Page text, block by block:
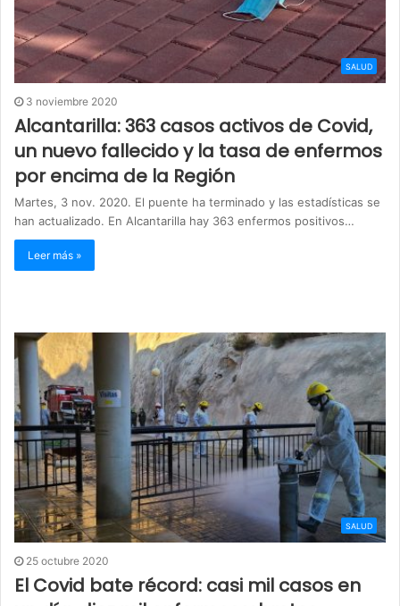
SALUD
3 noviembre 2020
Alcantarilla: 363 casos activos de Covid,
un nuevo fallecido y la tasa de enfermos
por encima de la Región
Martes, 3 nov. 2020. El puente ha terminado y las estadísticas se
han actualizado. En Alcantarilla hay 363 enfermos positivos…
Leer más »
SALUD
25 octubre 2020
El Covid bate récord: casi mil casos en